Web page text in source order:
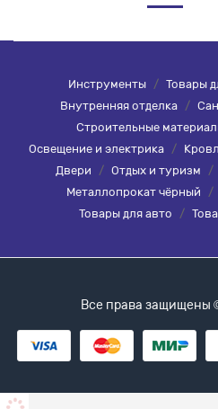
Инструменты / Товары
Внутренняя отделка /
Строительные
Освещение и электрика
/
Двери
/ Отдых и туризм /
Металлопрокат чёрный
/
Товары для авто
/
Все права защищены